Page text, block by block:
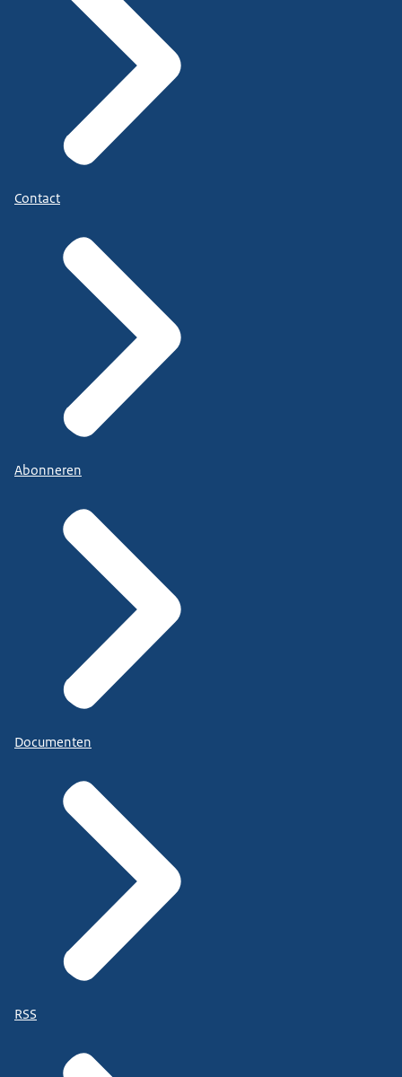
Contact
Abonneren
Documenten
RSS